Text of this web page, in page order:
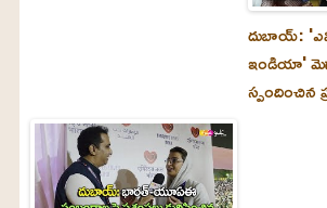
దుబాయ్‌:
ఇండియా'
స్పందించిన